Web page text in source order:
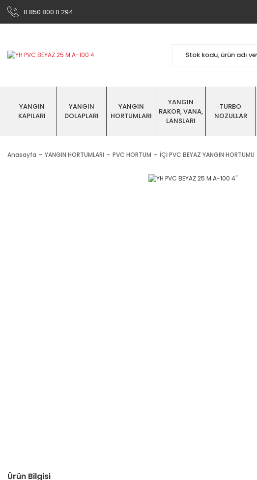
0 850 800 0 294
YANGIN
KAPILARI
YANGIN
DOLAPLARI
YANGIN
HORTUMLARI
YANGIN
RAKOR, VANA,
LANSLARI
TURBO
NOZULLAR
Anasayfa YANGIN HORTUMLARI PVC HORTUM İÇİ PVC BEYAZ YANGIN HORTUMU
Ürün Bilgisi